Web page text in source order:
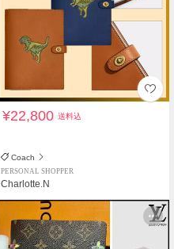
¥22,800送料込
Coach
PERSONAL SHOPPER
Charlotte.N